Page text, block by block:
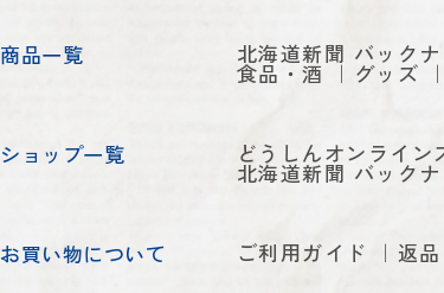
商品一覧 北海道新聞 バック
食品・酒 グッズ
ショップ一覧 どうしんオンライン
北海道新聞 バック
お買い物について ご利用ガイド 返